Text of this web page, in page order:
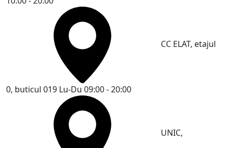
CC ELAT, etajul
0, buticul 019 Lu-Du 09:00 - 20:00
UNIC,